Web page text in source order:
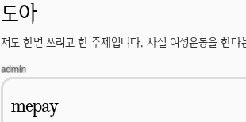
도아
저도 한번 쓰려고 한 주제입니다. 사실 여성운동을 한
mepay